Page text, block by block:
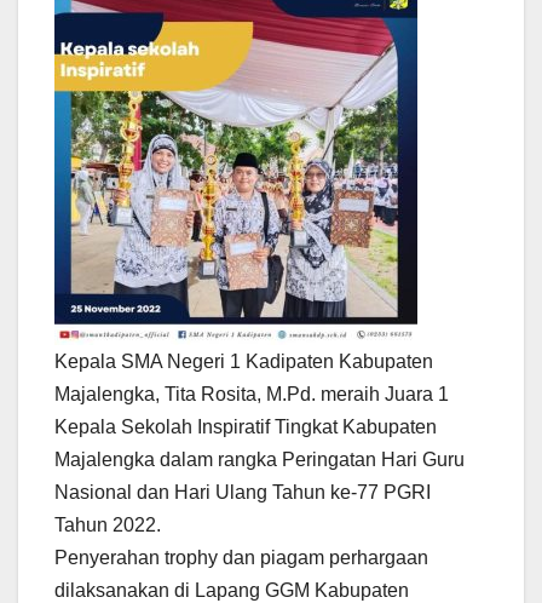
Kepala SMA Negeri 1 Kadipaten Kabupaten
Majalengka, Tita Rosita, M.Pd. meraih Juara 1
Kepala Sekolah Inspiratif Tingkat Kabupaten
Majalengka dalam rangka Peringatan Hari Guru
Nasional dan Hari Ulang Tahun ke-77 PGRI
Tahun 2022.
Penyerahan trophy dan piagam perhargaan
dilaksanakan di Lapang GGM Kabupaten